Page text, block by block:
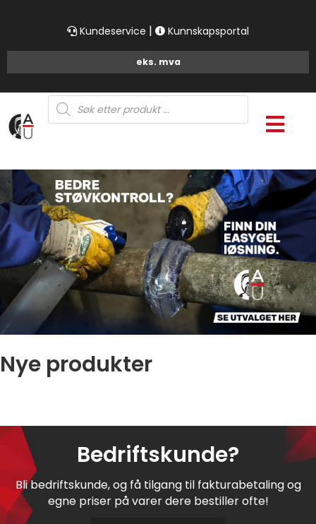
Kundeservice | Kunnskapsportal
Products
search
Nye produkter
Bedriftskunde?
Bli bedriftskunde, og få tilgang til fakturabetaling og
egne priser på varer dere bestiller ofte!